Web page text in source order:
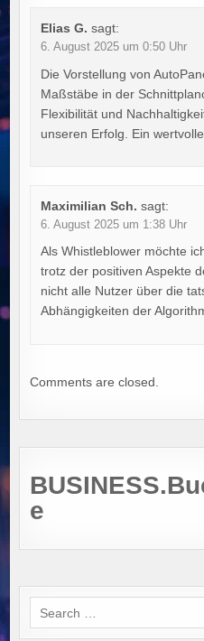
Elias G. sagt:
6. August 2025 um 0:50 Uhr
Die Vorstellung von
Maßstäbe in der
Flexibilität und
unseren Erfolg. Ein
Maximilian Sch. sagt:
6. August 2025 um 1:38 Uhr
Als Whistleblower möchte
trotz der positiven Aspekte
nicht alle Nutzer über die
Abhängigkeiten der
Comments are closed.
e
Search
for: